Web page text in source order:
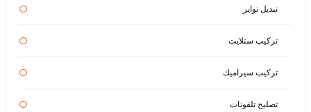
تبديل تواير
تركيب ستلايت
تركيب سيراميك
تصليح تلفونات